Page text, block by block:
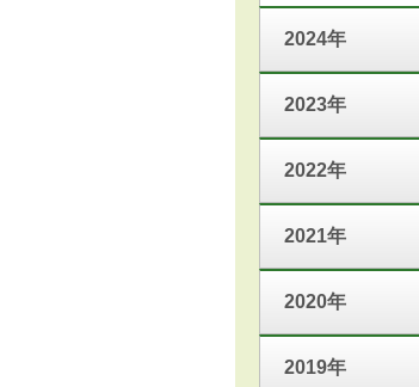
2024年
2023年
2022年
2021年
2020年
2019年